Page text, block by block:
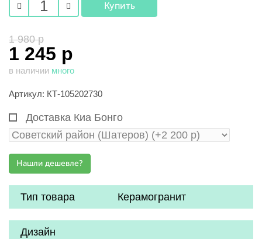
1 980 р
1 245 р
в наличии много
Артикул: КТ-105202730
Доставка Киа Бонго
Тип товара Керамогранит
Дизайн